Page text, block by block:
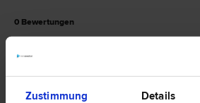
Zustimmung Details
0 Bewertungen